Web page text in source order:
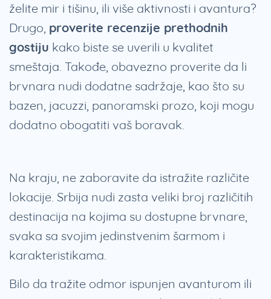
želite mir i tišinu, ili više aktivnosti i avantura?
Drugo, proverite recenzije prethodnih
gostiju kako biste se uverili u kvalitet
smeštaja. Takođe, obavezno proverite da li
brvnara nudi dodatne sadržaje, kao što su
bazen, jacuzzi, panoramski prozo, koji mogu
dodatno obogatiti vaš boravak.
Na kraju, ne zaboravite da istražite različite
lokacije. Srbija nudi zasta veliki broj različitih
destinacija na kojima su dostupne brvnare,
svaka sa svojim jedinstvenim šarmom i
karakteristikama.
Bilo da tražite odmor ispunjen avanturom ili